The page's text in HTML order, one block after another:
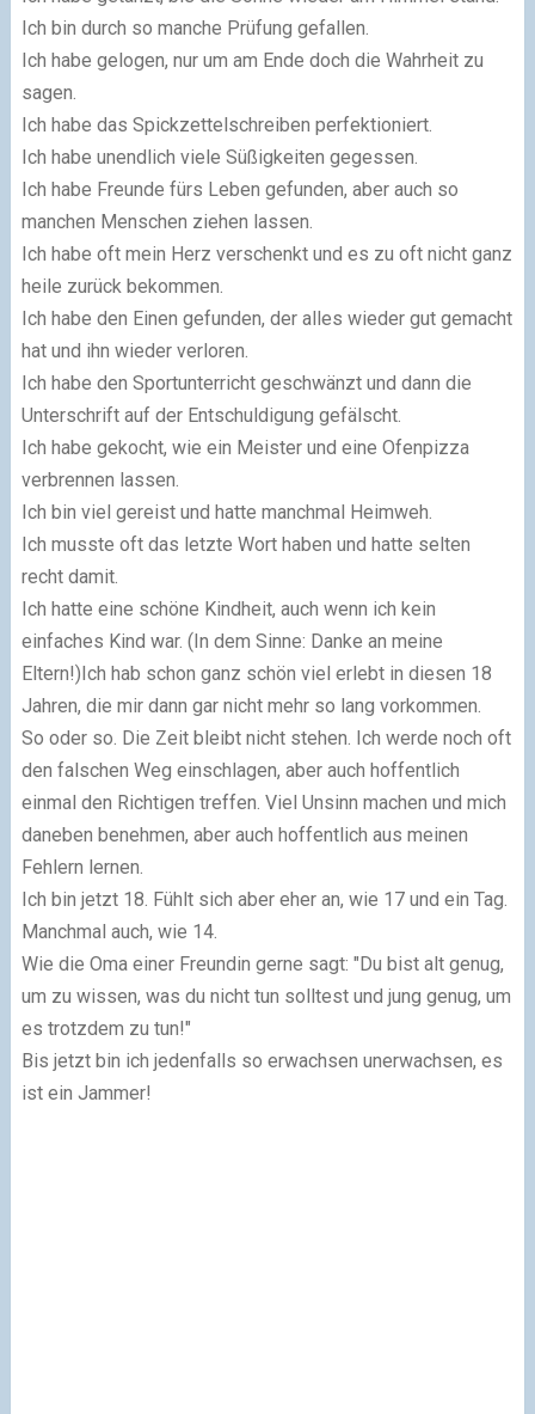
Ich bin durch so manche Prüfung gefallen.
Ich habe gelogen, nur um am Ende doch die Wahrheit zu
sagen.
Ich habe das Spickzettelschreiben perfektioniert.
Ich habe unendlich viele Süßigkeiten gegessen.
Ich habe Freunde fürs Leben gefunden, aber auch so
manchen Menschen ziehen lassen.
Ich habe oft mein Herz verschenkt und es zu oft nicht ganz
heile zurück bekommen.
Ich habe den Einen gefunden, der alles wieder gut gemacht
hat und ihn wieder verloren.
Ich habe den Sportunterricht geschwänzt und dann die
Unterschrift auf der Entschuldigung gefälscht.
Ich habe gekocht, wie ein Meister und eine Ofenpizza
verbrennen lassen.
Ich bin viel gereist und hatte manchmal Heimweh.
Ich musste oft das letzte Wort haben und hatte selten
recht damit.
Ich hatte eine schöne Kindheit, auch wenn ich kein
einfaches Kind war. (In dem Sinne: Danke an meine
Eltern!)Ich hab schon ganz schön viel erlebt in diesen 18
Jahren, die mir dann gar nicht mehr so lang vorkommen.
So oder so. Die Zeit bleibt nicht stehen. Ich werde noch oft
den falschen Weg einschlagen, aber auch hoffentlich
einmal den Richtigen treffen. Viel Unsinn machen und mich
daneben benehmen, aber auch hoffentlich aus meinen
Fehlern lernen.
Ich bin jetzt 18. Fühlt sich aber eher an, wie 17 und ein Tag.
Manchmal auch, wie 14.
Wie die Oma einer Freundin gerne sagt: "Du bist alt genug,
um zu wissen, was du nicht tun solltest und jung genug, um
es trotzdem zu tun!"
Bis jetzt bin ich jedenfalls so erwachsen unerwachsen, es
ist ein Jammer!